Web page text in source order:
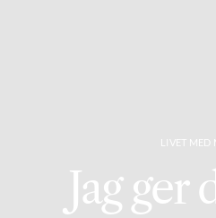
LIVET MED
Jag ger